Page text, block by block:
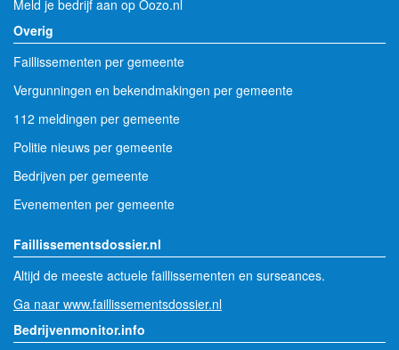
Meld je bedrijf aan op Oozo.nl
Overig
Faillissementen per gemeente
Vergunningen en bekendmakingen per gemeente
112 meldingen per gemeente
Politie nieuws per gemeente
Bedrijven per gemeente
Evenementen per gemeente
Faillissementsdossier.nl
Altijd de meeste actuele faillissementen en surseances.
Ga naar www.faillissementsdossier.nl
Bedrijvenmonitor.info